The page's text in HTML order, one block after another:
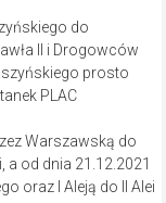
do
II i Drogowców
prosto
PLAC
Warszawską do
a od dnia 21.12.2021
oraz I Aleją do II Alei